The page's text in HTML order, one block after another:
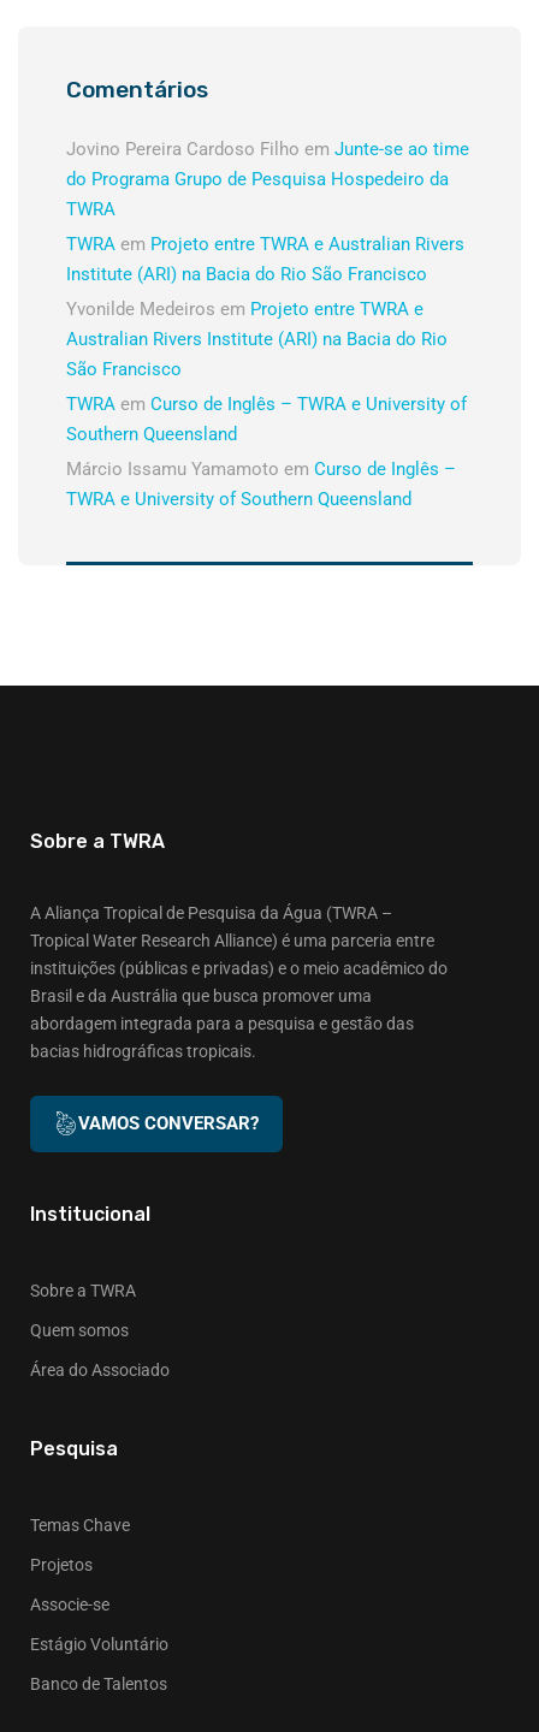
Comentários
Jovino Pereira Cardoso Filho em Junte-se ao time
do Programa Grupo de Pesquisa Hospedeiro da
TWRA
TWRA em Projeto entre TWRA e Australian Rivers
Institute (ARI) na Bacia do Rio São Francisco
Yvonilde Medeiros em Projeto entre TWRA e
Australian Rivers Institute (ARI) na Bacia do Rio
São Francisco
TWRA em Curso de Inglês – TWRA e University of
Southern Queensland
Márcio Issamu Yamamoto em Curso de Inglês –
TWRA e University of Southern Queensland
Sobre a TWRA
A Aliança Tropical de Pesquisa da Água (TWRA –
Tropical Water Research Alliance) é uma parceria entre
instituições (públicas e privadas) e o meio acadêmico do
Brasil e da Austrália que busca promover uma
abordagem integrada para a pesquisa e gestão das
bacias hidrográficas tropicais.
VAMOS CONVERSAR?
Institucional
Sobre a TWRA
Quem somos
Área do Associado
Pesquisa
Temas Chave
Projetos
Associe-se
Estágio Voluntário
Banco de Talentos